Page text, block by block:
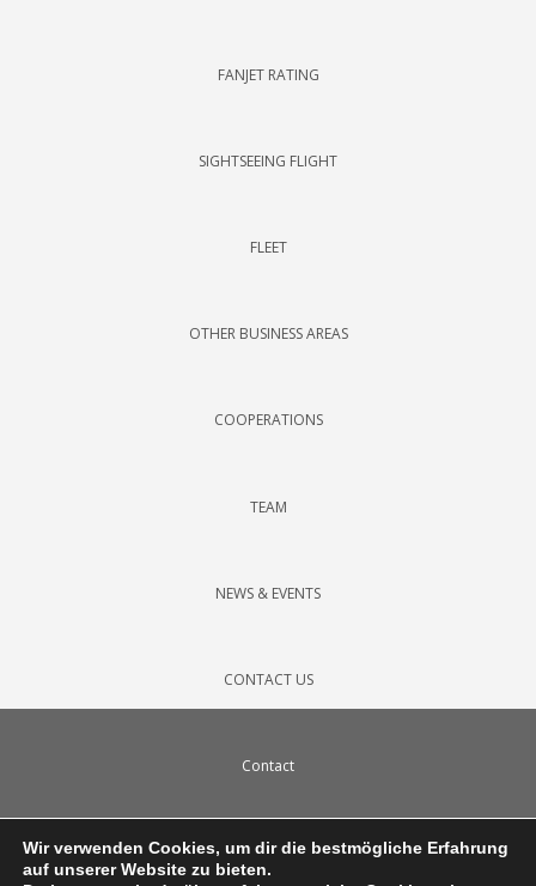
FANJET RATING
SIGHTSEEING FLIGHT
FLEET
OTHER BUSINESS AREAS
COOPERATIONS
TEAM
NEWS & EVENTS
CONTACT US
Contact
Impressum
Wir verwenden Cookies, um dir die bestmögliche Erfahrung
auf unserer Website zu bieten.